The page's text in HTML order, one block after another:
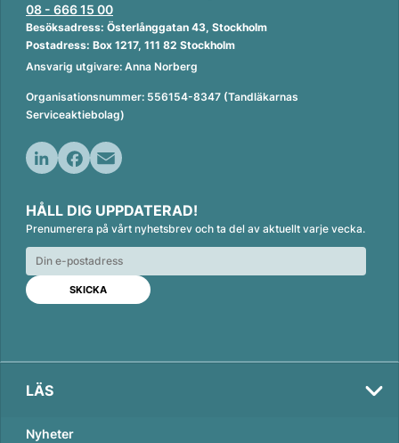
08 - 666 15 00
Besöksadress: Österlånggatan 43, Stockholm
Postadress: Box 1217, 111 82 Stockholm
Ansvarig utgivare: Anna Norberg
Organisationsnummer: 556154-8347 (Tandläkarnas
Serviceaktiebolag)
n
k
e
d
n
c
e
b
o
o
k
a
i
l
HÅLL DIG UPPDATERAD!
Prenumerera på vårt nyhetsbrev och ta del av aktuellt varje vecka.
LÄS
Nyheter